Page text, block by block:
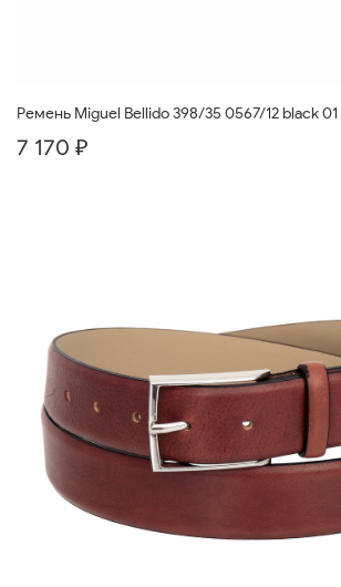
Ремень Miguel Bellido 398/35 0567/12 black 01
7 170 ₽